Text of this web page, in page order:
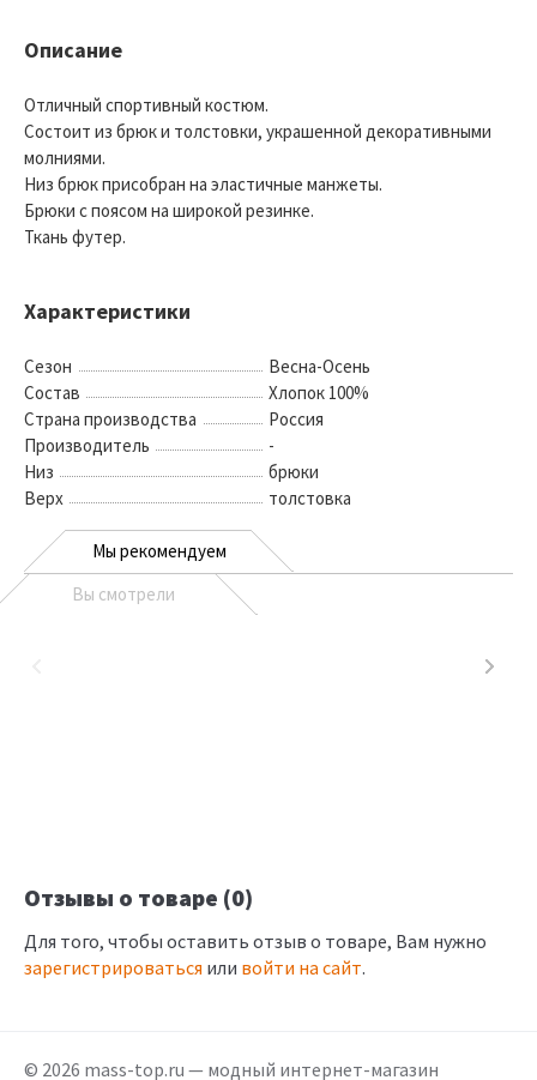
Описание
Отличный спортивный костюм.
Состоит из брюк и толстовки, украшенной декоративными
молниями.
Низ брюк присобран на эластичные манжеты.
Брюки с поясом на широкой резинке.
Ткань футер.
Характеристики
Сезон
Весна-Осень
Состав
Хлопок 100%
Страна производства
Россия
Производитель
-
Низ
брюки
Верх
толстовка
Мы рекомендуем
Вы смотрели
Отзывы о товаре (0)
Для того, чтобы оставить отзыв о товаре, Вам нужно
зарегистрироваться или войти на сайт.
© 2026 mass-top.ru — модный интернет-магазин